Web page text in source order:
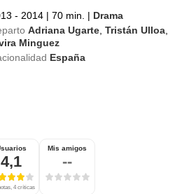
- 2014 | 70 min. | Drama
Adriana Ugarte ,Tristán Ulloa
Minguez
España
4,1
4 críticas
Mis amigos
--